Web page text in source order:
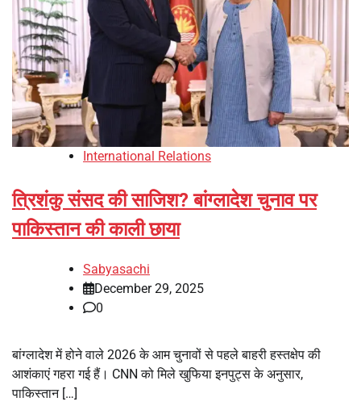
International Relations
त्रिशंकु संसद की साजिश? बांग्लादेश चुनाव पर
पाकिस्तान की काली छाया
Sabyasachi
December 29, 2025
0
बांग्लादेश में होने वाले 2026 के आम चुनावों से पहले बाहरी हस्तक्षेप की
आशंकाएं गहरा गई हैं। CNN को मिले खुफिया इनपुट्स के अनुसार,
पाकिस्तान […]